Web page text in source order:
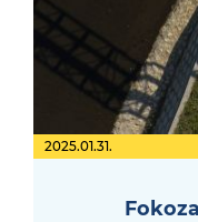
2025.01.31.